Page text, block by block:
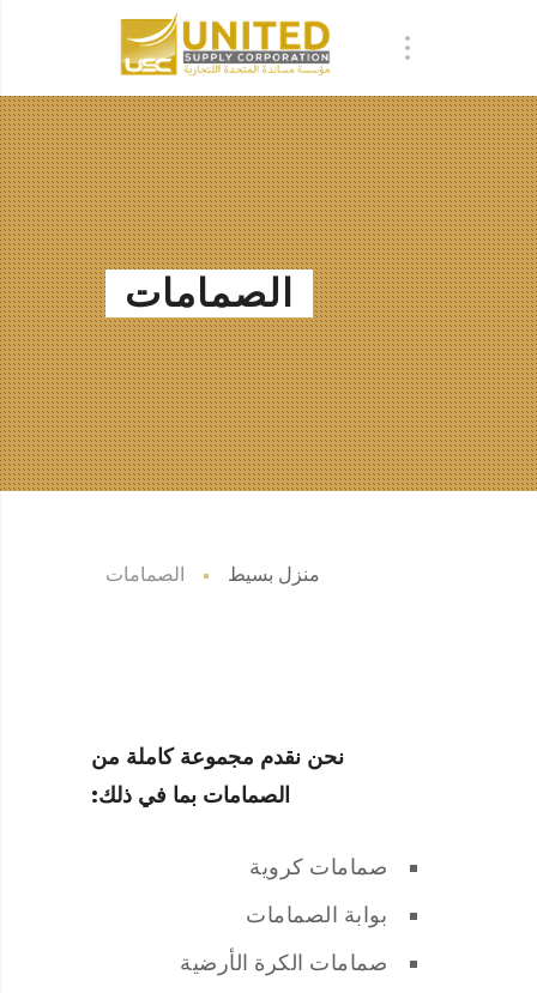
الصمامات
منزل بسيط الصمامات
نحن نقدم مجموعة كاملة من
الصمامات بما في ذلك:
صمامات كروية
بوابة الصمامات
صمامات الكرة الأرضية